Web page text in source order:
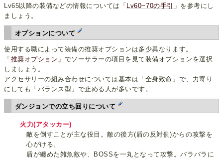
Lv65以降の装備などの情報については「
Lv60~70の手引
」を参考にし
ましょう。
オプションについて
使用する職によって装備の推奨オプションは多少異なります。
「推奨オプション」 でソーサラーの項目を見て装備オプションを選択
しましょう。
アクセサリーの組み合わせについては基本は「全身致命」で、力寄り
にしても「バランス型」で止める人が多いです。
ダンジョンでの立ち回りについて
火力(アタッカー)
敵を倒すことが主な役目。敵の後方(盾の反対側)からの攻撃を
心がける。
盾が纏めた雑魚敵や、BOSSを一丸となって攻撃。バラバラに